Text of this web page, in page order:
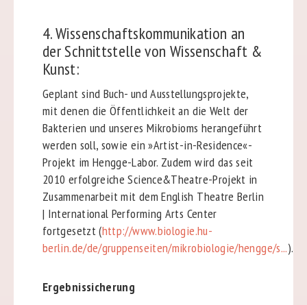
4. Wissenschaftskommunikation an
der Schnittstelle von Wissenschaft &
Kunst:
Geplant sind Buch- und Ausstellungsprojekte,
mit denen die Öffentlichkeit an die Welt der
Bakterien und unseres Mikrobioms herangeführt
werden soll, sowie ein »Artist-in-Residence«-
Projekt im Hengge-Labor. Zudem wird das seit
2010 erfolgreiche Science&Theatre-Projekt in
Zusammenarbeit mit dem English Theatre Berlin
| International Performing Arts Center
fortgesetzt (http://www.biologie.hu-
berlin.de/de/gruppenseiten/mikrobiologie/hengge/s...).
Ergebnissicherung